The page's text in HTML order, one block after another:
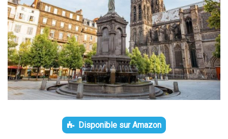
Disponible sur Amazon